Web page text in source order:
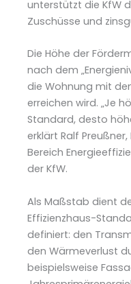
unterstützt die KfW
Zuschüsse und
Die Höhe der
nach dem
die Wohnung mit
erreichen wird. „Je
Standard, desto
erklärt Ralf
Bereich
der KfW.
Als Maßstab dient
Effizienzhaus-
definiert: den
den Wärmeverlust
beispielsweise